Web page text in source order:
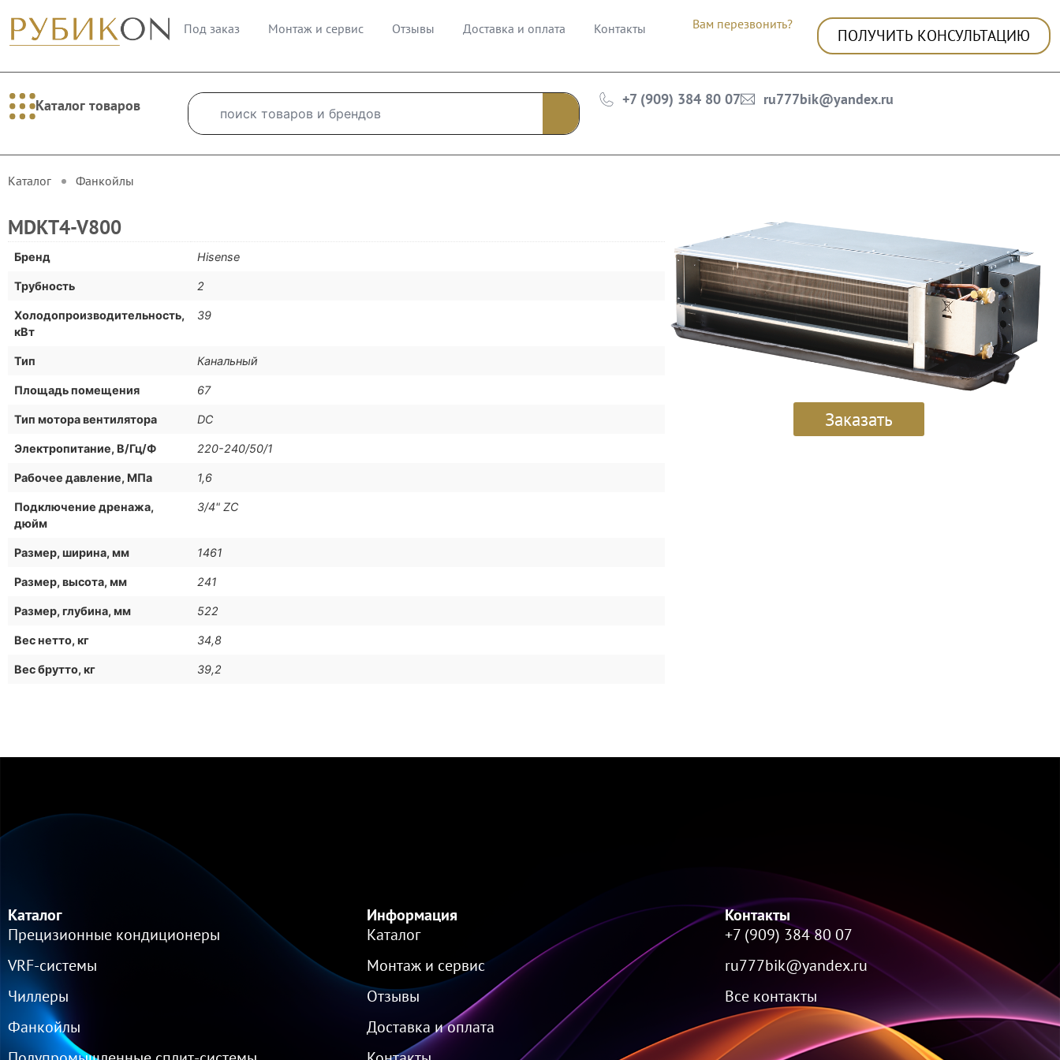
Под заказ Монтаж и сервис Отзывы Доставка и оплата Контакты Вам перезвонить?
ПОЛУЧИТЬ КОНСУЛЬТАЦИЮ
Каталог товаров +7 (909) 384 80 07 ru777bik@yandex.ru
Каталог Фанкойлы
MDKT4-V800
Бренд Hisense
Трубность 2
Холодопроизводительность,
кВт
39
Тип Канальный
Площадь помещения 67
Тип мотора вентилятора DC
Электропитание, В/Гц/Ф 220-240/50/1
Рабочее давление, МПа 1,6
Подключение дренажа,
дюйм
3/4" ZC
Размер, ширина, мм 1461
Размер, высота, мм 241
Размер, глубина, мм 522
Вес нетто, кг 34,8
Вес брутто, кг 39,2
Заказать
Каталог
Прецизионные кондиционеры
VRF-cистемы
Чиллеры
Фанкойлы
Информация
Каталог
Монтаж и сервис
Отзывы
Доставка и оплата
Контакты
+7 (909) 384 80 07
ru777bik@yandex.ru
Все контакты